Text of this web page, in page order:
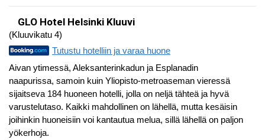
GLO Hotel Helsinki Kluuvi
(Kluuvikatu 4)
Tutustu hotelliin ja varaa huone
Aivan ytimessä, Aleksanterinkadun ja Esplanadin
naapurissa, samoin kuin Yliopisto-metroaseman vieressä
sijaitseva 184 huoneen hotelli, jolla on neljä tähteä ja hyvä
varustelutaso. Kaikki mahdollinen on lähellä, mutta kesäisin
joihinkin huoneisiin voi kantautua melua, sillä lähellä on paljon
yökerhoja.